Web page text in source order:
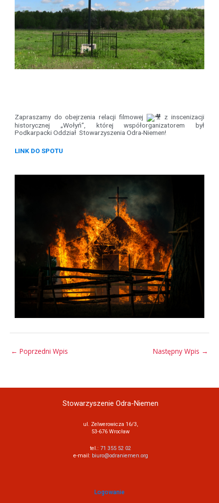
Zapraszamy do obejrzenia relacji filmowej
z inscenizacji
historycznej „Wołyń”, której współorganizatorem był
Podkarpacki Oddział Stowarzyszenia Odra-Niemen!
LINK DO SPOTU
← Poprzedni Wpis Następny Wpis →
Stowarzyszenie Odra-Niemen
ul. Zelwerowicza 16/3,
53-676 Wrocław
tel.: 71 355 52 02
e-mail: biuro@odraniemen.org
Logowanie